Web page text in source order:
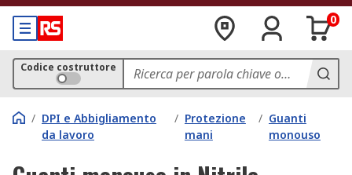
0
Codice costruttore
/ DPI e Abbigliamento
da lavoro
/ Protezione
mani
/ Guanti
monouso